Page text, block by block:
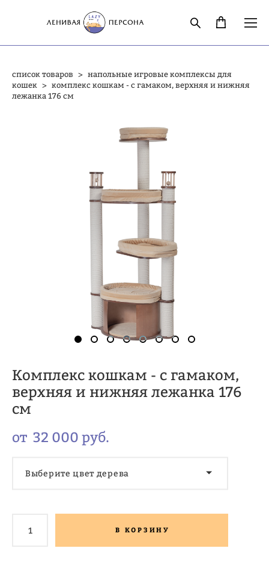
список товаров > напольные игровые комплексы для
кошек > комплекс кошкам - с гамаком, верхняя и нижняя
лежанка 176 см
Комплекс кошкам - с гамаком,
верхняя и нижняя лежанка 176
см
от 32 000 pуб.
Выберите цвет дерева
В КОРЗИНУ